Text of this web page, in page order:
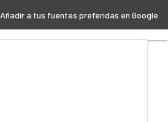
Añadir a tus fuentes preferidas en Google